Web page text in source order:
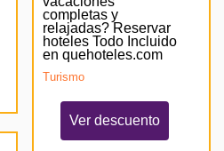
completas y
relajadas? Reservar
hoteles Todo Incluido
en quehoteles.com
Turismo
Ver descuento